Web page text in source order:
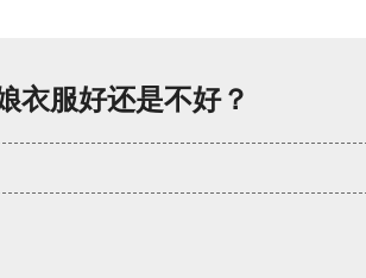
衣服好还是不好？